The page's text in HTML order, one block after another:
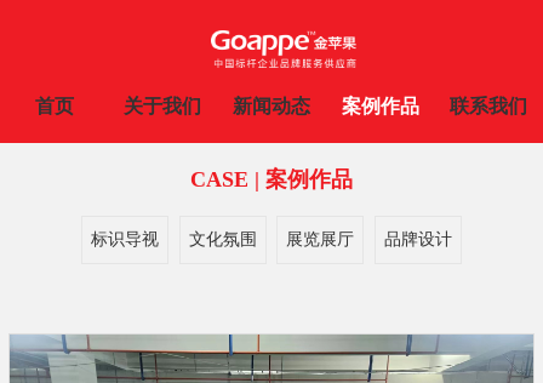
首页 关于我们 新闻动态 案例作品 联系我们
CASE | 案例作品
标识导视 文化氛围 展览展厅 品牌设计